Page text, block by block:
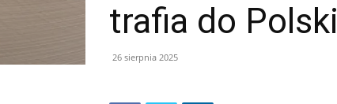
trafia do Polski
26 sierpnia 2025